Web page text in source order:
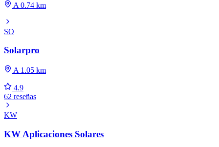
A 0.74 km
SO
Solarpro
A 1.05 km
4.9
62 reseñas
KW
KW Aplicaciones Solares